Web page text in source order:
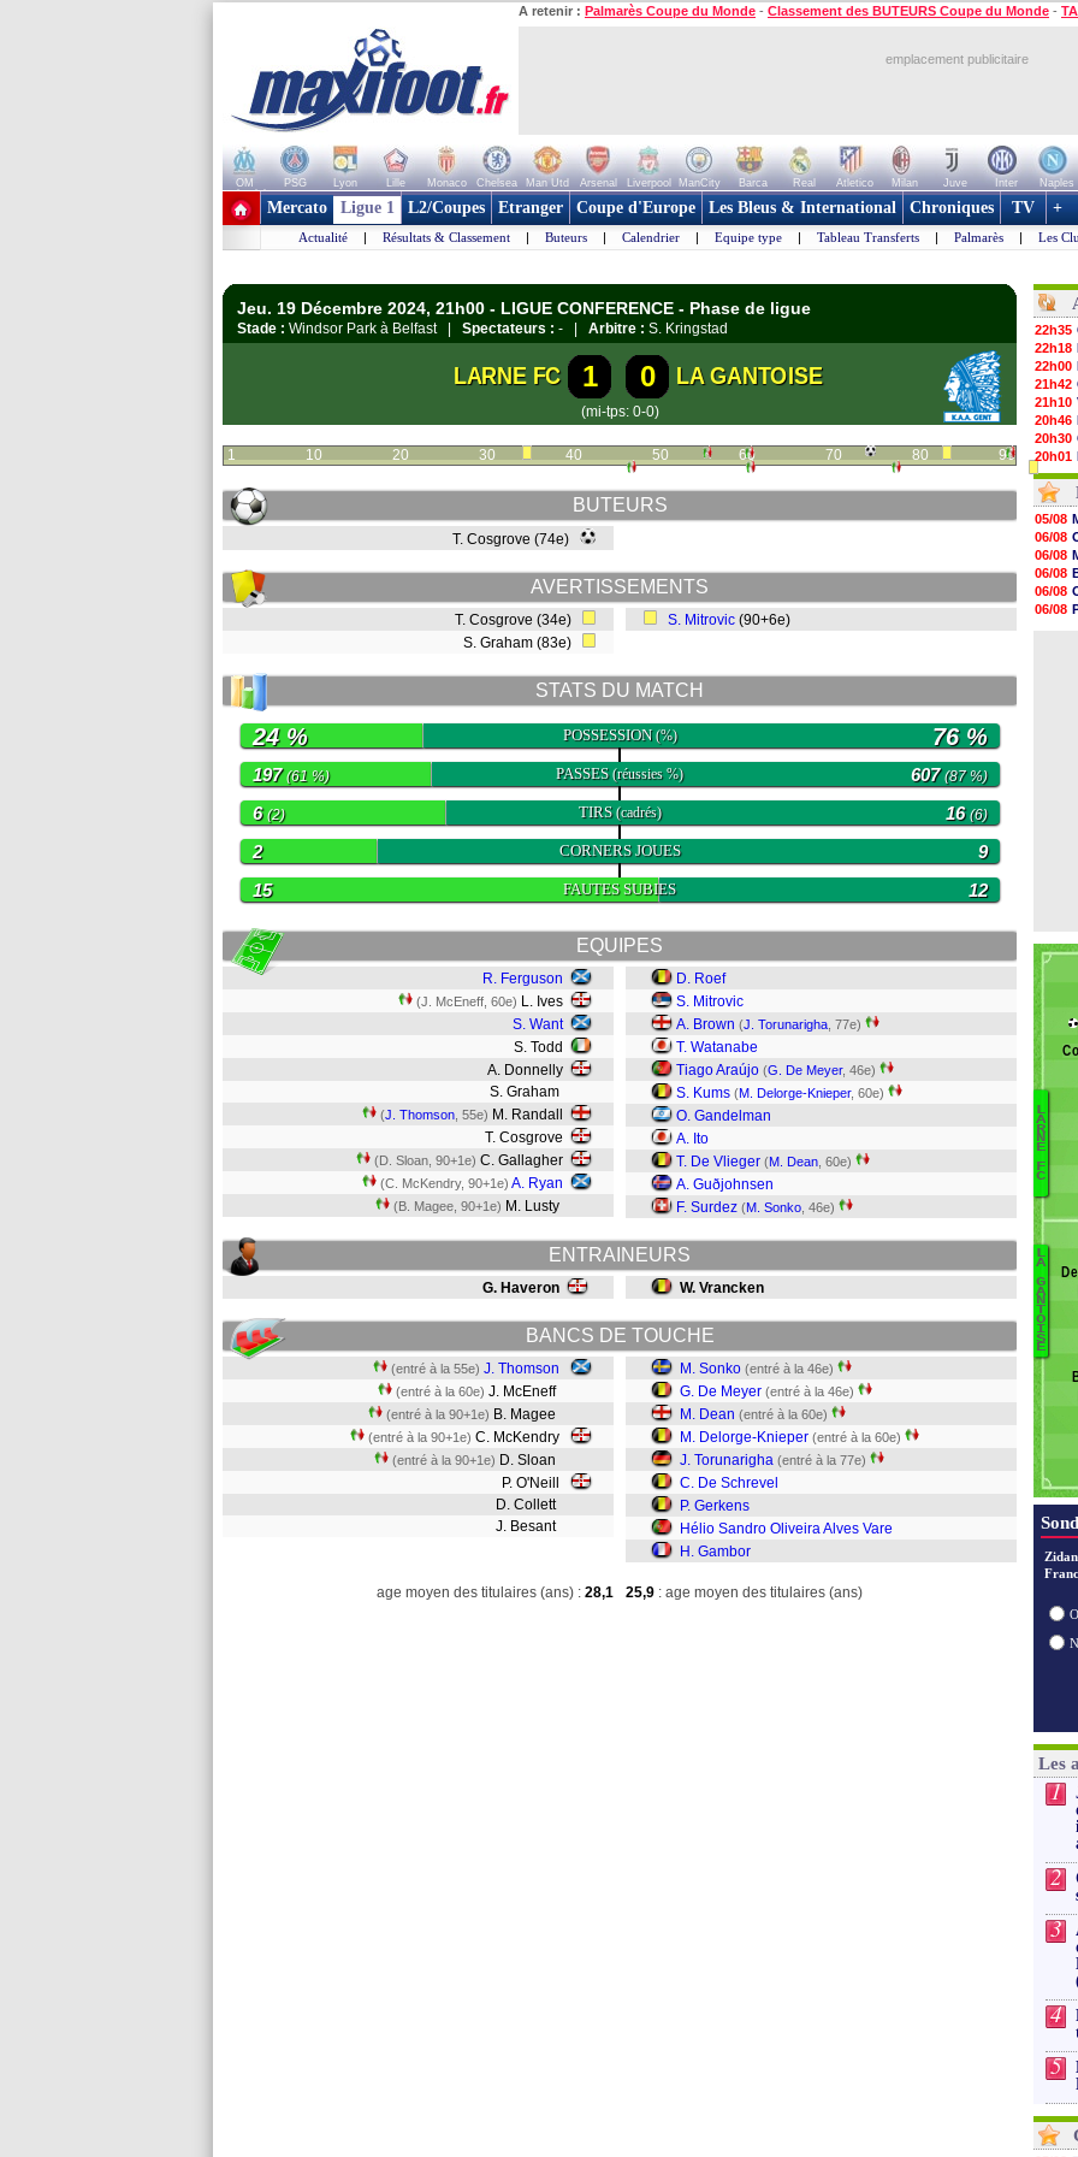
A retenir : Palmarès Coupe du Monde - Classement des BUTEURS Coupe du Monde -
emplacement publicitaire
OM PSG Lyon Lille Monaco Chelsea Man Utd Arsenal Liverpool ManCity Barca Real Atletico Milan Juve Inter Naples
+ de clubs
Mercato Ligue 1 L2/Coupes Etranger Coupe d'Europe Les Bleus & International Chroniques TV +
Actualité | Résultats & Classement | Buteurs | Calendrier | Equipe type | Tableau Transferts | Palmarès | Les
Jeu. 19 Décembre 2024, 21h00 - LIGUE CONFERENCE - Phase de ligue
Stade : Windsor Park à Belfast | Spectateurs : - | Arbitre : S. Kringstad
LARNE FC 1 0 LA GANTOISE
(mi-tps: 0-0)
1 10 20 30 40 50 60 70 80 90
BUTEURS
T. Cosgrove (74e)
AVERTISSEMENTS
T. Cosgrove (34e)
S. Graham (83e)
S. Mitrovic (90+6e)
STATS DU MATCH
POSSESSION(%)
24 % 76 %
PASSES(réussies %)
197(61 %) 607(87 %)
TIRS(cadrés)
6(2) 16(6)
CORNERS JOUES
2 9
FAUTES SUBIES
15 12
EQUIPES
R. Ferguson
(J. McEneff, 60e) L. Ives
S. Want
S. Todd
A. Donnelly
S. Graham
(J. Thomson , 55e) M. Randall
T. Cosgrove
(D. Sloan, 90+1e) C. Gallagher
(C. McKendry, 90+1e) A. Ryan
(B. Magee, 90+1e) M. Lusty
D. Roef
S. Mitrovic
A. Brown (J. Torunarigha , 77e)
T. Watanabe
Tiago Araújo (G. De Meyer, 46e)
S. Kums (M. Delorge-Knieper, 60e)
O. Gandelman
A. Ito
T. De Vlieger (M. Dean , 60e)
A. Guðjohnsen
F. Surdez (M. Sonko , 46e)
ENTRAINEURS
G. Haveron W. Vrancken
BANCS DE TOUCHE
(entré à la 55e) J. Thomson
(entré à la 60e) J. McEneff
(entré à la 90+1e) B. Magee
(entré à la 90+1e) C. McKendry
(entré à la 90+1e) D. Sloan
P. O'Neill
D. Collett
J. Besant
M. Sonko (entré à la 46e)
G. De Meyer (entré à la 46e)
M. Dean (entré à la 60e)
M. Delorge-Knieper (entré à la 60e)
J. Torunarigha (entré à la 77e)
C. De Schrevel
P. Gerkens
Hélio Sandro Oliveira Alves Vare
H. Gambor
age moyen des titulaires (ans) : 28,1 25,9 : age moyen des titulaires (ans)
22h35
22h18
22h00
21h42
21h10
20h46
20h30
20h01
19h18
19h09
18h48
18h37
18h29
17h58
17h46
17h32
17h16
05/08
06/08
06/08
06/08
06/08
06/08
L
A
R
N
E
F
C
L
A
G
A
N
T
O
I
S
E
Les
1
2
3
4
5